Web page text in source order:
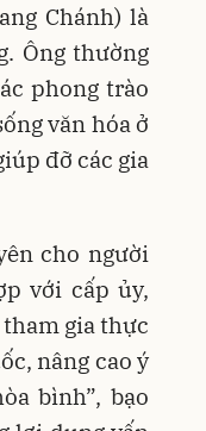
Chánh) là
Ông thường
phong trào
văn hóa ở
đỡ các gia
cho người
với cấp ủy,
gia thực
nâng cao ý
bình”, bạo